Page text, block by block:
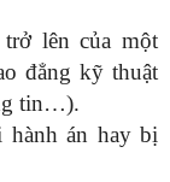
lên của một
đẳng kỹ thuật
tin…).
án hay bị